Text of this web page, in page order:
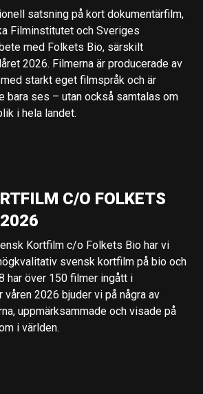
satsning på kort dokumentärfilm,
Filminstitutet och Sveriges
med Folkets Bio, särskilt
2026. Filmerna är producerade av
starkt eget filmspråk och är
bara ses – utan också samtalas om
i hela landet.
C/O FOLKETS
Kortfilm c/o Folkets Bio har vi
svensk kortfilm på bio och
har över 150 filmer ingått i
våren 2026 bjuder vi på några av
uppmärksammade och visade på
i världen.